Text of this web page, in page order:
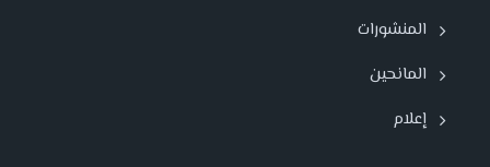
المنشورات
المانحين
إعلام